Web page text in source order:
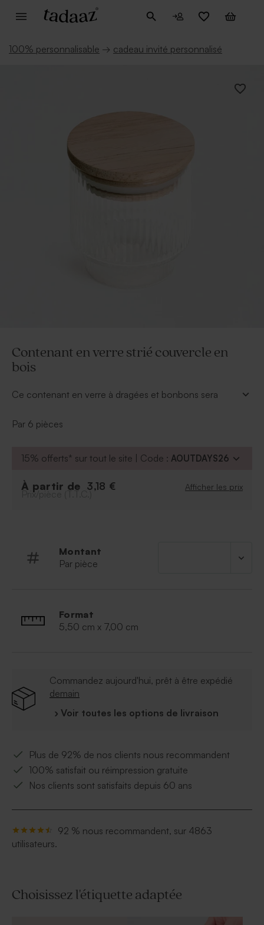
100% personnalisable → cadeau invité personnalisé
Contenant en verre strié couvercle en
bois
Ce contenant en verre à dragées et bonbons sera
s'accordera à tous les thèmes.
À retenir :
Se vend par lot de 6 ex
Dragées vendus séparément
Par 6 pièces
15% offerts* sur tout le site | Code : AOUTDAYS26
À partir de 3,18 € Afficher les prix
Prix/pièce (T.T.C.)
Montant
Par pièce
Format
5,50 cm x 7,00 cm
Commandez aujourd'hui, prêt à être expédié
demain
› Voir toutes les options de livraison
Plus de 92% de nos clients nous recommandent
100% satisfait ou réimpression gratuite
Nos clients sont satisfaits depuis 60 ans
92 % nous recommandent, sur 4863
utilisateurs.
Choisissez l'étiquette adaptée